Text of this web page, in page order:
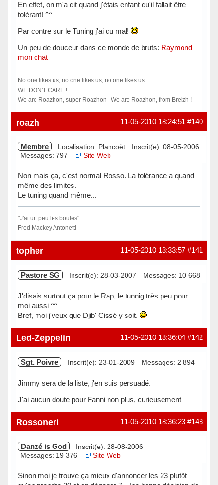
En effet, on m'a dit quand j'étais enfant qu'il fallait être
tolérant! ^^
Par contre sur le Tuning j'ai du mal!
Un peu de douceur dans ce monde de bruts: Raymond
mon chat
No one likes us, no one likes us, no one likes us...
WE DON'T CARE !
We are Roazhon, super Roazhon ! We are Roazhon, from Breizh !
Hors ligne #140
11-05-2010 18:24:51
roazh
Membre Localisation: Plancoët
Inscrit(e): 08-05-2006
Messages: 797
Site Web
Non mais ça, c'est normal Rosso. La tolérance a quand
même des limites.
Le tuning quand même...
"J'ai un peu les boules"
Fred Mackey Antonetti
Hors ligne #141
11-05-2010 18:33:57
topher
Pastore SG Inscrit(e): 28-03-2007 Messages: 10 668
J'disais surtout ça pour le Rap, le tunnig très peu pour
moi aussi ^^
Bref, moi j'veux que Djib' Cissé y soit.
Hors ligne #142
11-05-2010 18:36:04
Led-Zeppelin
Sgt. Poivre Inscrit(e): 23-01-2009 Messages: 2 894
Jimmy sera de la liste, j'en suis persuadé.
J'ai aucun doute pour Fanni non plus, curieusement.
Hors ligne #143
11-05-2010 18:36:23
Rossoneri
Danzé is God
Inscrit(e): 28-08-2006
Messages: 19 376
Site Web
Sinon moi je trouve ça mieux d'annoncer les 23 plutôt